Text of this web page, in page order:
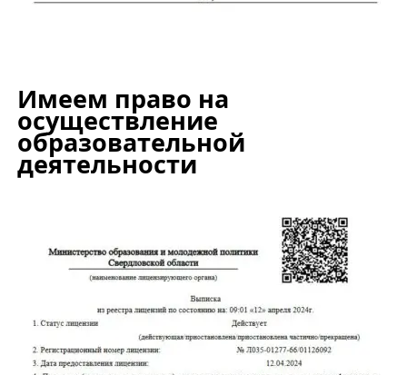
Имеем право на
осуществление
образовательной
деятельности